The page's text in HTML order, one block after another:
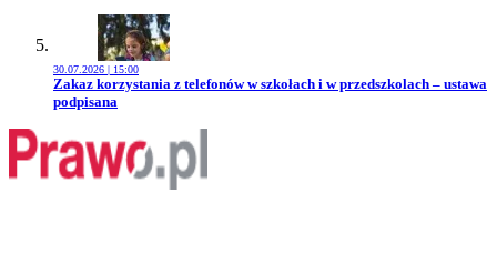
30.07.2026 | 15:00
Przejdź do artykułu:
Zakaz korzystania z telefonów w szkołach i w przedszkolach – ustawa
podpisana